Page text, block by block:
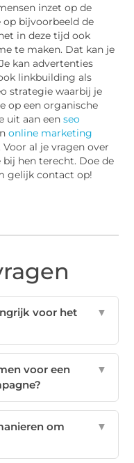
inzet op de
op bijvoorbeeld de
in deze tijd ook
te maken. Dat kan je
kan advertenties
linkbuilding als
strategie waarbij je
op een organische
uit aan eenseo
online marketing
al je vragen over
hen terecht. Doe de
gelijk contact op!
voor het
▼
voor een
▼
om
▼